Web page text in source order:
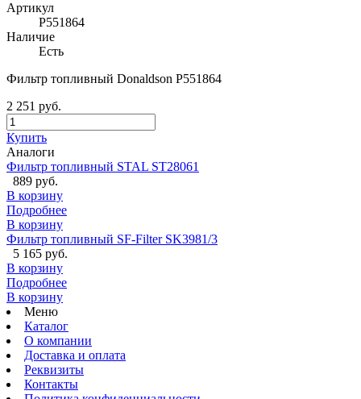
Артикул
P551864
Наличие
Есть
Фильтр топливный Donaldson P551864
2 251 руб.
Купить
Аналоги
Фильтр топливный STAL ST28061
889 руб.
В корзину
Подробнее
В корзину
Фильтр топливный SF-Filter SK3981/3
5 165 руб.
В корзину
Подробнее
В корзину
Меню
Каталог
О компании
Доставка и оплата
Реквизиты
Контакты